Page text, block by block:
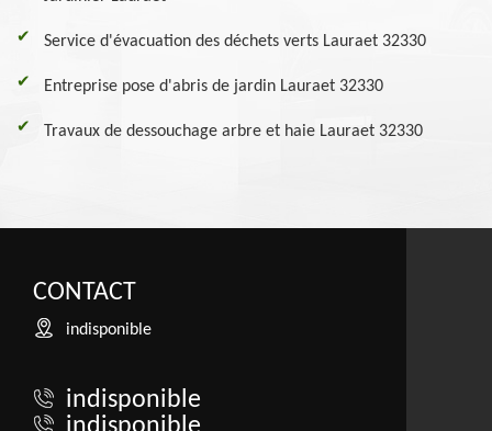
Service d'évacuation des déchets verts Lauraet 32330
Entreprise pose d'abris de jardin Lauraet 32330
Travaux de dessouchage arbre et haie Lauraet 32330
CONTACT
indisponible
indisponible